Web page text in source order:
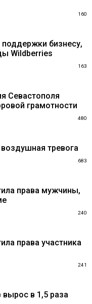
160
бизнесу,
Wildberries
163
Севастополя
грамотности
480
тревога
683
права мужчины,
240
права участника
241
вырос в 1,5 раза